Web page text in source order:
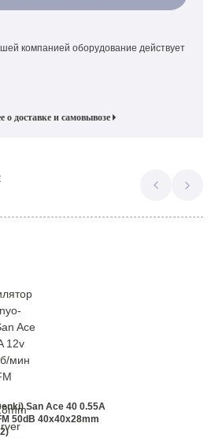
компанией оборудование действует
о доставке и самовывозе
San Ace 40 0.55A
50dB 40x40x28mm